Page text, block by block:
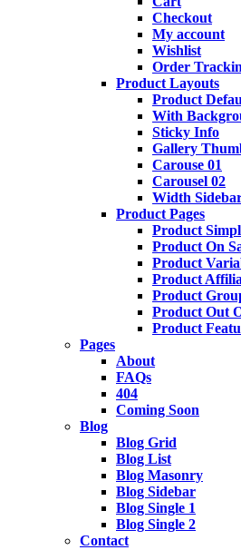
Checkout
My account
Wishlist
Order
Product Layouts
Product
With
Sticky Info
Gallery
Carouse 01
Carousel 02
Width
Product Pages
Product
Product On
Product
Product
Product
Product Out
Product
Pages
About
FAQs
404
Coming Soon
Blog
Blog Grid
Blog List
Blog Masonry
Blog Sidebar
Blog Single 1
Blog Single 2
Contact